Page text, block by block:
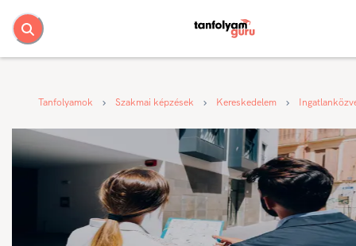
Tanfolyamok Szakmai képzések Kereskedelem